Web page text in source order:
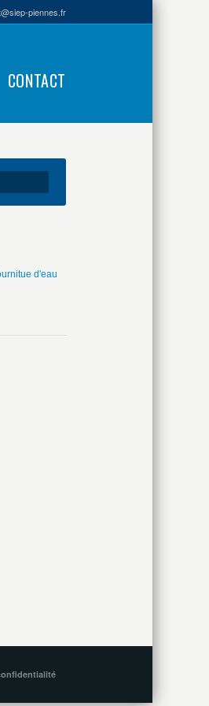
piennes.fr
CONTACT
d'eau